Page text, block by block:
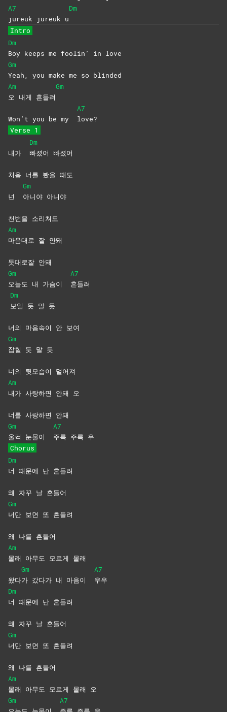
A7
jureuk jureuk u
Dm
Intro
Dm
Boy keeps me foolin’ in love
Gm
Yeah, you make me so blinded
Am
오 내게 흔들려
Gm
Won’t you be my
A7
love?
Verse 1
내가
Dm
빠졌어 빠졌어
처음 너를 봤을 때도
넌
Gm
아니야 아니야
천번을 소리쳐도
Am
마음대로 잘 안돼
듯대로잘 안돼
Gm
오늘도 내 가슴이
A7
흔들려
Dm
보일 듯 말 듯
너의 마음속이 안 보여
Gm
잡힐 듯 말 듯
너의 뒷모습이 멀어져
Am
내가 사랑하면 안돼 오
너를 사랑하면 안돼
Gm
울컥 눈물이
A7
주륵 주륵 우
Chorus
Dm
너 때문에 난 흔들려
왜 자꾸 날 흔들어
Gm
너만 보면 또 흔들려
왜 나를 흔들어
Am
몰래 아무도 모르게 몰래
왔다
Gm
가 갔다가 내 마음이
A7
우우
Dm
너 때문에 난 흔들려
왜 자꾸 날 흔들어
Gm
너만 보면 또 흔들려
왜 나를 흔들어
Am
몰래 아무도 모르게 몰래 오
Gm
A7